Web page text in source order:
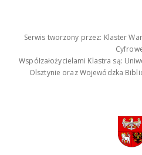
Serwis tworzony przez: Klaster
Współzałożycielami Klastra są:
Olsztynie oraz Wojewódzka